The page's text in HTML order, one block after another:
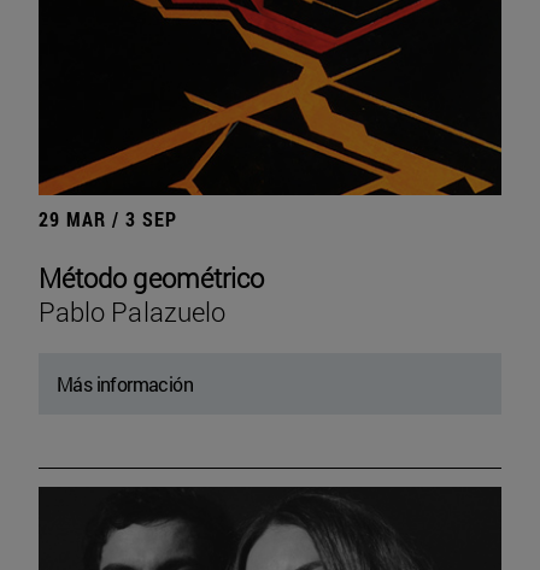
29 MAR / 3 SEP
Método geométrico
Pablo Palazuelo
Más información